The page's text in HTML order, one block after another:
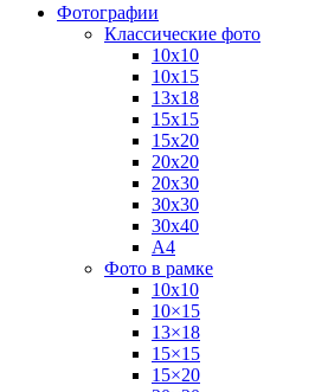
Фотографии
Классические фото
10х10
10х15
13х18
15х15
15х20
20х20
20х30
30х30
30х40
А4
Фото в рамке
10х10
10×15
13×18
15×15
15×20